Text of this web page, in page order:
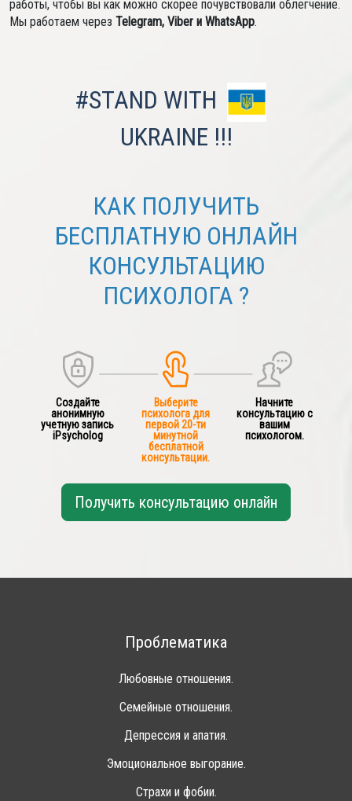
работы, чтобы вы как можно скорее почувствовали облегчение.
Мы работаем через Telegram, Viber и WhatsApp.
#STAND WITH
UKRAINE !!!
КАК ПОЛУЧИТЬ
БЕСПЛАТНУЮ ОНЛАЙН
КОНСУЛЬТАЦИЮ
ПСИХОЛОГА ?
Создайте
анонимную
учетную запись
iPsycholog
Выберите
психолога для
первой 20-ти
минутной
бесплатной
консультации.
Начните
консультацию с
вашим
психологом.
Получить консультацию онлайн
Проблематика
Любовные отношения.
Семейные отношения.
Депрессия и апатия.
Эмоциональное выгорание.
Страхи и фобии.